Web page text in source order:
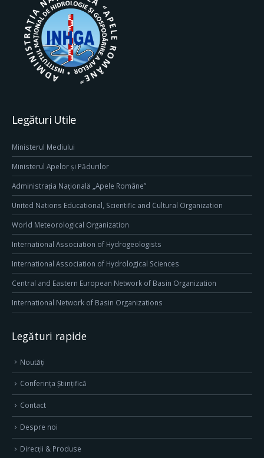
Legături Utile
Ministerul Mediului
Ministerul Apelor și Pădurilor
Administrația Națională „Apele Române”
United Nations Educational, Scientific and Cultural Organization
World Meteorological Organization
International Association of Hydrogeologists
International Association of Hydrological Sciences
Central and Eastern European Network of Basin Organization
International Network of Basin Organizations
Legături rapide
Noutăți
Conferința Științifică
Contact
Despre noi
Direcţii & Produse